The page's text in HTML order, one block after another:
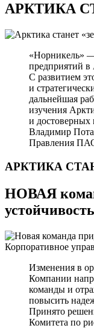
АРКТИКА
«Норникель»
предприятий в
С развитием
и
дальнейшая
изучения
и достоверных
Владимир
Правления
АРКТИКА
НОВАЯ
Корпоративное
Изменения в
Компании
команды и
повысить
Принято
Комитета по